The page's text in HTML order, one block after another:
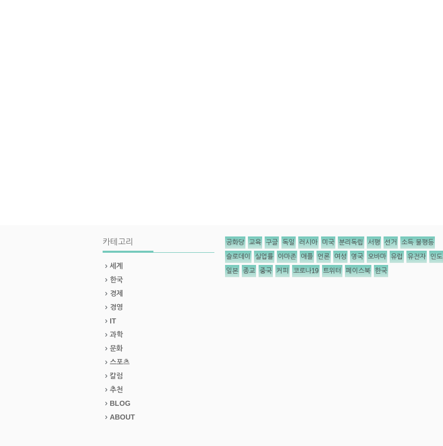
카테고리
세계
한국
경제
경영
IT
과학
문화
스포츠
칼럼
추천
BLOG
ABOUT
공화당 교육 구글 독일 러시아 미국 분리독립 서평 선거 소득 불평등
슬로데이 실업률 아마존 애플 언론 여성 영국 오바마 유럽 유전자 인도
일본 종교 중국 커피 코로나19 트위터 페이스북 한국